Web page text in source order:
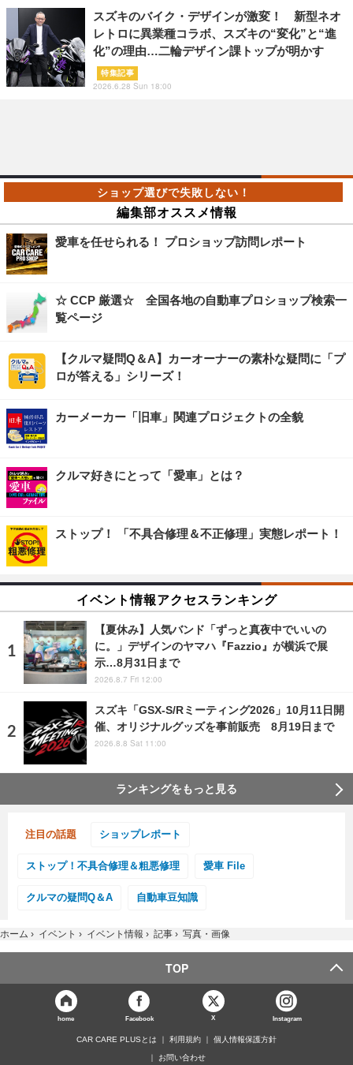
スズキのバイク・デザインが激変！ 新型ネオ
レトロに異業種コラボ、スズキの“変化”と“進
化”の理由…二輪デザイン課トップが明かす
特集記事
2026.6.28 Sun 18:00
編集部オススメ情報
愛車を任せられる！ プロショップ訪問レポート
☆ CCP 厳選☆ 全国各地の自動車プロショップ検索一
覧ページ
【クルマ疑問Q＆A】カーオーナーの素朴な疑問に「プ
ロが答える」シリーズ！
カーメーカー「旧車」関連プロジェクトの全貌
クルマ好きにとって「愛車」とは？
ストップ！ 「不具合修理＆不正修理」実態レポート！
イベント情報アクセスランキング
【夏休み】人気バンド「ずっと真夜中でいいの
に。」デザインのヤマハ『Fazzio』が横浜で展
示…8月31日まで
2026.8.7 Fri 12:00
スズキ「GSX-S/Rミーティング2026」10月11日開
催、オリジナルグッズを事前販売 8月19日まで
2026.8.8 Sat 11:00
ランキングをもっと見る
注目の話題 ショップレポート
ストップ！不具合修理＆粗悪修理 愛車 File
クルマの疑問Q＆A 自動車豆知識
ホーム › イベント › イベント情報 › 記事 › 写真・画像
TOP
home Facebook X Instagram
CAR CARE PLUSとは 利用規約 個人情報保護方針
お問い合わせ